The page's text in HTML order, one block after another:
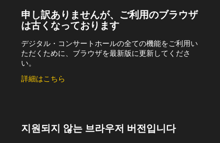
申し訳ありませんが、ご利用のブラウザ
は古くなっております
デジタル・コンサートホールの全ての機能をご利用い
ただくために、ブラウザを最新版に更新してくださ
い。
詳細はこちら
지원되지 않는 브라우저 버전입니다